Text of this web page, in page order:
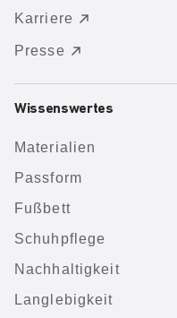
Karriere
Presse
Wissenswertes
Materialien
Passform
Fußbett
Schuhpflege
Nachhaltigkeit
Langlebigkeit